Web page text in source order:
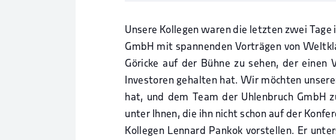
Unsere Kollegen waren die letzten zwei
GmbH mit spannenden Vorträgen von
Göricke auf der Bühne zu sehen, der
Investoren gehalten hat. Wir möchten
hat, und dem Team der Uhlenbruch GmbH
unter Ihnen, die ihn nicht schon auf der
Kollegen Lennard Pankok vorstellen. Er